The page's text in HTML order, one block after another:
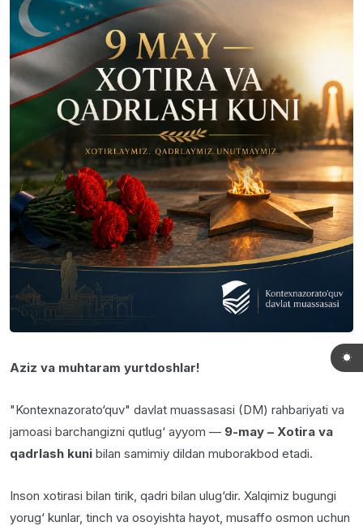
Aziz va muhtaram yurtdoshlar!
"Kontexnazorato‘quv" davlat muassasasi (DM) rahbariyati va
jamoasi barchangizni qutlug‘ ayyom — 9-may – Xotira va
qadrlash kuni bilan samimiy dildan muborakbod etadi.
Inson xotirasi bilan tirik, qadri bilan ulug‘dir. Xalqimiz bugungi
yorug‘ kunlar, tinch va osoyishta hayot, musaffo osmon uchun